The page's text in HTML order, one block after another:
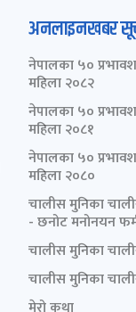
अनलाइनखबर
नेपालका ५०
महिला २०८२
नेपालका ५०
महिला २०८१
नेपालका ५०
महिला २०८०
चालीस मुनिका
- छनोट मनोनयन
चालीस मुनिका
चालीस मुनिका